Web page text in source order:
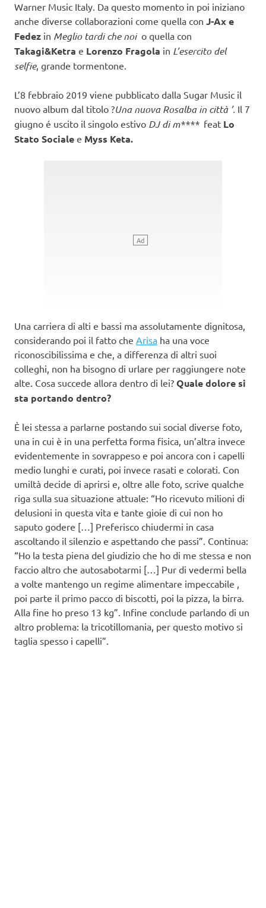
Warner Music Italy. Da questo momento in poi iniziano
anche diverse collaborazioni come quella con J-Ax e
Fedez in Meglio tardi che noi o quella con
Takagi&Ketra e Lorenzo Fragola in L’esercito del
selfie, grande tormentone.
L’8 febbraio 2019 viene pubblicato dalla Sugar Music il
nuovo album dal titolo ?Una nuova Rosalba in città ’. Il 7
giugno é uscito il singolo estivo DJ di m**** feat Lo
Stato Sociale e Myss Keta.
Una carriera di alti e bassi ma assolutamente dignitosa,
considerando poi il fatto che Arisa ha una voce
riconoscibilissima e che, a differenza di altri suoi
colleghi, non ha bisogno di urlare per raggiungere note
alte. Cosa succede allora dentro di lei? Quale dolore si
sta portando dentro?
È lei stessa a parlarne postando sui social diverse foto,
una in cui è in una perfetta forma fisica, un’altra invece
evidentemente in sovrappeso e poi ancora con i capelli
medio lunghi e curati, poi invece rasati e colorati. Con
umiltà decide di aprirsi e, oltre alle foto, scrive qualche
riga sulla sua situazione attuale: “Ho ricevuto milioni di
delusioni in questa vita e tante gioie di cui non ho
saputo godere […] Preferisco chiudermi in casa
ascoltando il silenzio e aspettando che passi”. Continua:
“Ho la testa piena del giudizio che ho di me stessa e non
faccio altro che autosabotarmi […] Pur di vedermi bella
a volte mantengo un regime alimentare impeccabile ,
poi parte il primo pacco di biscotti, poi la pizza, la birra.
Alla fine ho preso 13 kg”. Infine conclude parlando di un
altro problema: la tricotillomania, per questo motivo si
taglia spesso i capelli”.